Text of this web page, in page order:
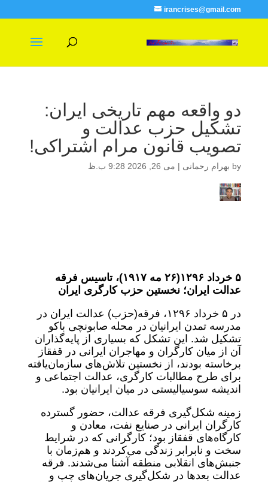
irancrises@gmail.com
دو واقعه مهم تاریخی ایران:
تشکیل حزب عدالت و
تصویب قانون مرام اشتراکی!
by بهرام رحمانی | می 26, 2026 9:28 ب.ظ
۵ خرداد ۱۲۹۶‌(۲۶ مه ۱۹۱۷) ، تاسیس فرقه
عدالت ایران؛ نخستین حزب کارگری ایران
در ۵ خرداد ۱۲۹۶، فرقه‌(حزب) عدالت ایران در
مدرسه تمدن ایرانیان در محله صابونچی باکو
تشکیل شد. این تشکل که بسیاری از پایه‌گذاران
آن از میان کارگران و مهاجران ایرانی در قفقاز
برخاسته بودند، از نخستین تلاش‌های سازمان‌یافته
برای طرح مطالبات کارگری، عدالت اجتماعی و
اندیشه سوسیالیستی در میان ایرانیان بود.
زمینه شکل‌گیری فرقه عدالت، حضور گسترده
کارگران ایرانی در صنایع نفت، معادن و
کارگاه‌های قفقاز بود؛ کارگرانی که در شرایط
سخت و نابرابر زندگی می‌کردند و هم‌زمان با
جنبش‌های انقلابی منطقه آشنا می‌شدند. فرقه
عدالت بعدها در شکل‌گیری جریان‌های چپ و